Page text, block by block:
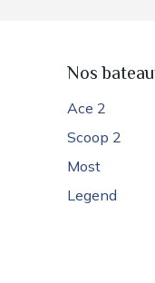
Nos
Ace 2
Scoop 2
Most
Legend